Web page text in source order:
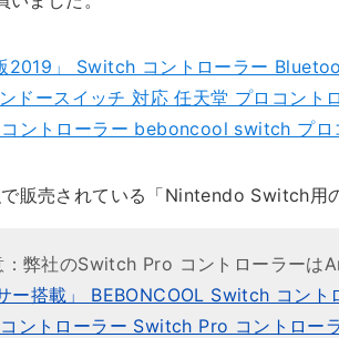
」 Switch コントローラー
ドースイッチ 対応 任天堂 プロコント
ントローラー beboncool switch プロ
販売されている「Nintendo Switch用
：弊社のSwitch Pro コントローラーは
サー搭載」 BEBONCOOL Switch コン
ントローラー Switch Pro コントロー